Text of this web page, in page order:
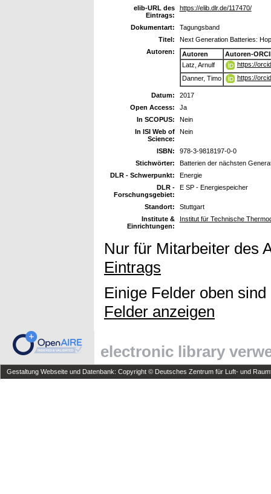
elib-URL des
Eintrags:
https://elib.dlr.de/117470/
Dokumentart:
Tagungsband
Titel:
Next Generation Batteries:
Autoren:
Autoren
Autoren-
Latz, Arnulf
https://
Danner, Timo
https://
Datum:
2017
Open Access:
Ja
In SCOPUS:
Nein
In ISI Web of
Science:
Nein
ISBN:
978-3-9818197-0-0
Stichwörter:
Batterien der nächsten
DLR - Schwerpunkt:
Energie
DLR -
Forschungsgebiet:
E SP - Energiespeicher
Standort:
Stuttgart
Institute &
Einrichtungen:
Institut für Technische
Nur für Mitarbeiter des
Eintrags
Einige Felder oben
Felder anzeigen
electronic library
Gestaltung Webseite und Datenbank: Copyright © Deutsches Zentrum für Luft- und